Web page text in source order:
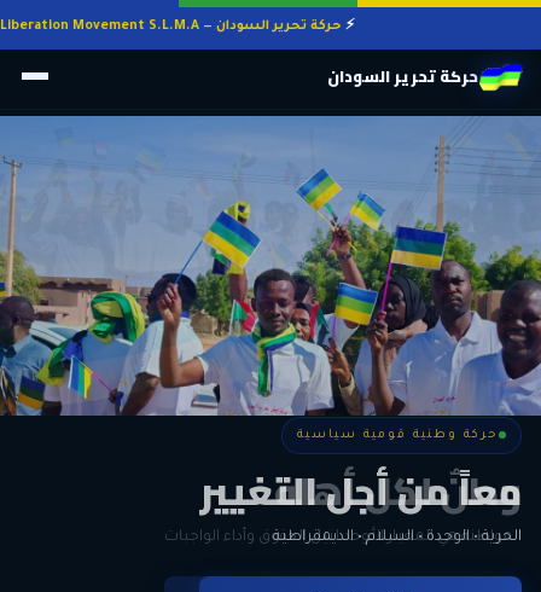
حركة تحرير السودان — Sudan Liberation Movement S.L.M.A
حركة تحرير السودان
حركة وطنية قومية سياسية
وطنٌ لكل أهله
المواطنة هي المعيار الأوحد لنيل الحقوق وأداء الواجبات
حركة وطنية قومية سياسية
معاً من أجل التغيير
الحرية • الوحدة • السلام • الديمقراطية